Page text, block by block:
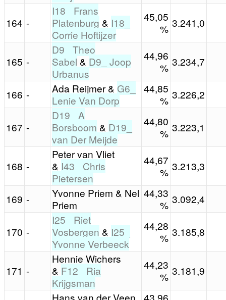
164 -
I18_ Frans
Platenburg & I18_
Corrie Hoftijzer
45,05
% 3.241,0
165 -
D9_ Theo
Sabel & D9_ Joop
Urbanus
44,96
% 3.234,7
166 - Ada Reijmer & G6_
Lenie Van Dorp
44,85
% 3.226,2
167 -
D19_ A
Borsboom & D19_
van Der Meijde
44,80
% 3.223,1
168 -
Peter van Vliet
& I43_ Chris
Pietersen
44,67
% 3.213,3
169 -
Yvonne Priem & Nel
Priem
44,33
% 3.092,4
170 -
I25_ Riet
Vosbergen & I25_
Yvonne Verbeeck
44,28
% 3.185,8
171 -
Hennie Wichers
& F12_ Ria
Krijgsman
44,23
% 3.181,9
Hans van der Veen
43,96